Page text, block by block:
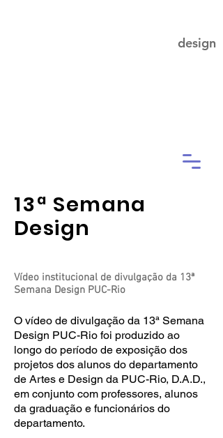
design
13ª Semana
Design
Vídeo institucional de divulgação da 13ª
Semana Design PUC-Rio
O vídeo de divulgação da 13ª Semana
Design PUC-Rio foi produzido ao
longo do período de exposição dos
projetos dos alunos do departamento
de Artes e Design da PUC-Rio, D.A.D.,
em conjunto com professores, alunos
da graduação e funcionários do
departamento.